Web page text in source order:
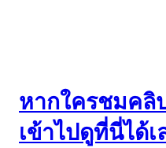
หากใครชมคลิ
เข้าไปดูที่นี่ได้เ